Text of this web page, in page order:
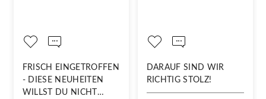
FRISCH EINGETROFFEN
- DIESE NEUHEITEN
WILLST DU NICHT
DARAUF SIND WIR
RICHTIG STOLZ!